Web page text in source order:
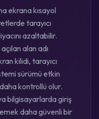
ekrana kısayol
tarayıcı
azaltabilir.
alan adı
kilidi, tarayıcı
sürümü etkin
kontrollü olur.
bilgisayarlarda giriş
daha güvenli bir